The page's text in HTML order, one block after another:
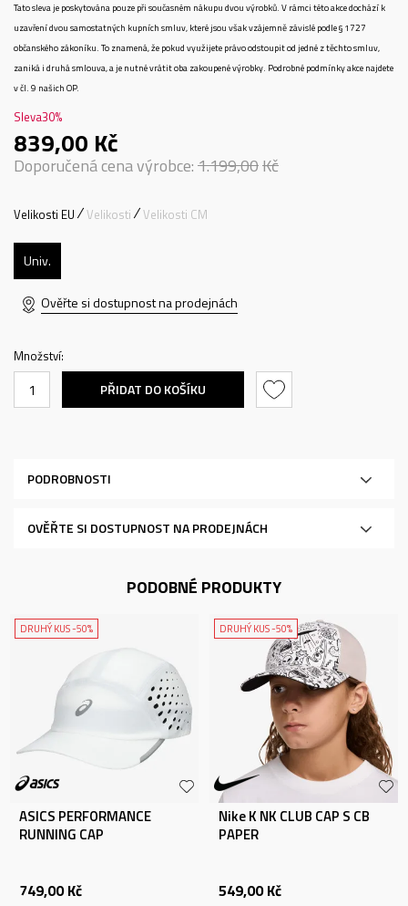
Tato sleva je poskytována pouze při současném nákupu dvou výrobků. V rámci této akce dochází k
uzavření dvou samostatných kupních smluv, které jsou však vzájemně závislé podle § 1727
občanského zákoníku. To znamená, že pokud využijete právo odstoupit od jedné z těchto smluv,
zaniká i druhá smlouva, a je nutné vrátit oba zakoupené výrobky. Podrobné podmínky akce najdete
v čl. 9 našich OP.
Sleva30%
839,00 Kč
Doporučená cena výrobce:1.199,00Kč
Velikosti EU Velikosti Velikosti CM
Univ.
Ověřte si dostupnost na prodejnách
Množství:
PŘIDAT DO KOŠÍKU
PODROBNOSTI
OVĚŘTE SI DOSTUPNOST NA PRODEJNÁCH
PODOBNÉ PRODUKTY
DRUHÝ KUS -50%
ASICS PERFORMANCE
RUNNING CAP
749,00 Kč
DRUHÝ KUS -50%
Nike K NK CLUB CAP S CB
PAPER
549,00 Kč